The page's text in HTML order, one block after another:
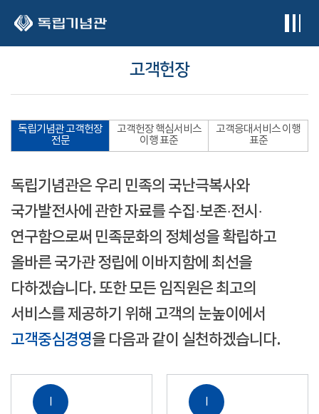
고객헌장
독립기념관 고객헌장
전문
고객헌장 핵심서비스
이행 표준
고객응대서비스 이행
표준
독립기념관은 우리 민족의 국난극복사와
국가발전사에 관한 자료를 수집·보존·전시·
연구함으로써 민족문화의 정체성을 확립하고
올바른 국가관 정립에 이바지함에 최선을
다하겠습니다. 또한 모든 임직원은 최고의
서비스를 제공하기 위해 고객의 눈높이에서
고객중심경영을 다음과 같이 실천하겠습니다.
Ⅰ Ⅰ